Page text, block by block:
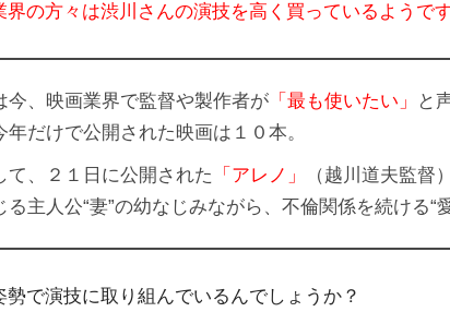
の方々は渋川さんの演技を高く買っているようです
、映画業界で監督や製作者が 「最も使いたい」
と
年だけで公開された映画は１０本。
て、２１日に公開された 「アレノ」
（越川道夫監督
る主人公“妻”の幼なじみながら、不倫関係を続ける“
で演技に取り組んでいるんでしょうか？